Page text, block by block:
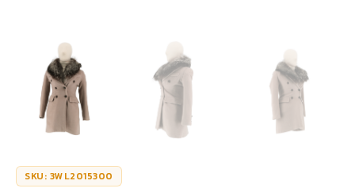
SKU: 3WL2015300